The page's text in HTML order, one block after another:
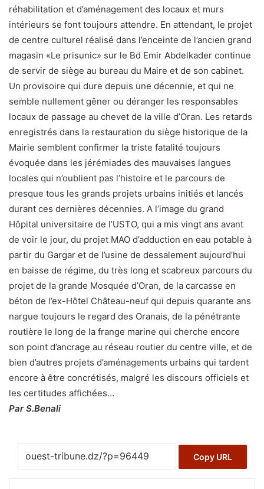
réhabilitation et d’aménagement des locaux et murs
intérieurs se font toujours attendre. En attendant, le projet
de centre culturel réalisé dans l’enceinte de l’ancien grand
magasin «Le prisunic» sur le Bd Emir Abdelkader continue
de servir de siège au bureau du Maire et de son cabinet.
Un provisoire qui dure depuis une décennie, et qui ne
semble nullement gêner ou déranger les responsables
locaux de passage au chevet de la ville d’Oran. Les retards
enregistrés dans la restauration du siège historique de la
Mairie semblent confirmer la triste fatalité toujours
évoquée dans les jérémiades des mauvaises langues
locales qui n’oublient pas l’histoire et le parcours de
presque tous les grands projets urbains initiés et lancés
durant ces dernières décennies. A l’image du grand
Hôpital universitaire de l’USTO, qui a mis vingt ans avant
de voir le jour, du projet MAO d’adduction en eau potable à
partir du Gargar et de l’usine de dessalement aujourd’hui
en baisse de régime, du très long et scabreux parcours du
projet de la grande Mosquée d’Oran, de la carcasse en
béton de l’ex-Hôtel Château-neuf qui depuis quarante ans
nargue toujours le regard des Oranais, de la pénétrante
routière le long de la frange marine qui cherche encore
son point d’ancrage au réseau routier du centre ville, et de
bien d’autres projets d’aménagements urbains qui tardent
encore à être concrétisés, malgré les discours officiels et
les certitudes affichées…
Par S.Benali
Copy URL